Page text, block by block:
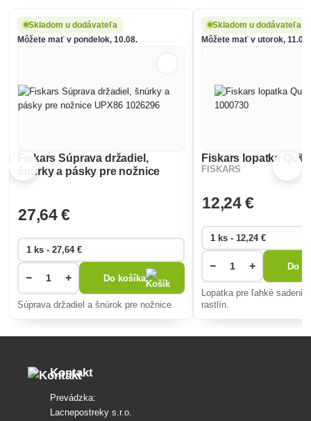
Skladom u dodávateľa
Môžete mať v pondelok, 10.08.
Fiskars Súprava držadiel,
šnúrky a pásky pre nožnice
UPX86 1026296
27,64 €
− + Do košíka
Súprava držadiel a šnúrok pre nožnice.
Skladom u dodávateľa
Môžete mať v utorok, 11.08.
Fiskars lopatka
FISKARS
12,24 €
− + Do
Lopatka pre ľahké sadenie
rastlín.
Kontakt
Prevádzka:
Lacnepostreky s.r.o.